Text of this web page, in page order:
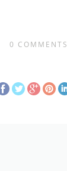
0 COMMENTS